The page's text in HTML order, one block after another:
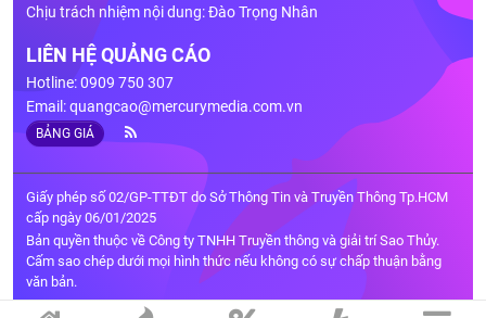
Chịu trách nhiệm nội dung: Đào Trọng Nhân
LIÊN HỆ QUẢNG CÁO
Hotline: 0909 750 307
Email:quangcao@mercurymedia.com.vn
BẢNG GIÁ
Giấy phép số 02/GP-TTĐT do Sở Thông Tin và Truyền Thông Tp.HCM
cấp ngày 06/01/2025
Bản quyền thuộc về Công ty TNHH Truyền thông và giải trí Sao Thủy.
Cấm sao chép dưới mọi hình thức nếu không có sự chấp thuận bằng
văn bản.